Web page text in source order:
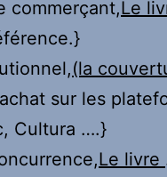
commerçant,Le
(la
sur les
Cultura ….}
Le livre